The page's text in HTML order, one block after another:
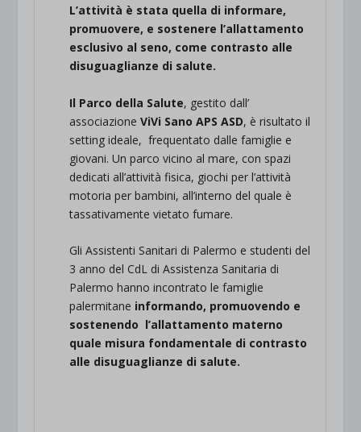
L’attività è stata quella di informare,
promuovere, e sostenere l’allattamento
esclusivo al seno, come contrasto alle
disuguaglianze di salute.
Il Parco della Salute, gestito dall’
associazione ViVi Sano APS ASD, è risultato il
setting ideale, frequentato dalle famiglie e
giovani. Un parco vicino al mare, con spazi
dedicati all’attività fisica, giochi per l’attività
motoria per bambini, all’interno del quale è
tassativamente vietato fumare.
Gli Assistenti Sanitari di Palermo e studenti del
3 anno del CdL di Assistenza Sanitaria di
Palermo hanno incontrato le famiglie
palermitane informando, promuovendo e
sostenendo l’allattamento materno
quale misura fondamentale di contrasto
alle disuguaglianze di salute.